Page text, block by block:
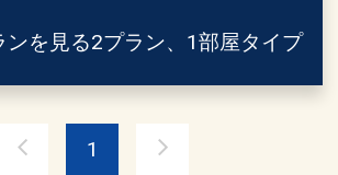
ンを見る2プラン、1部屋タイプ
1